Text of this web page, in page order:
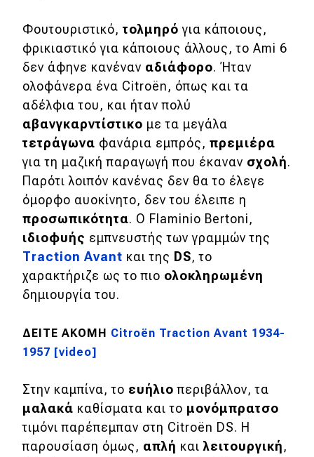
Τεχνολογία
Mobility
Σταθμοί φόρτισης
Classic
Νέα
Παρουσιάσεις
DRIVE Away
MOTO
Μεταχειρισμένο
Οδηγός αγοράς
Συμβουλές
Χρηστικά
Φουτουριστικό, τολμηρό για κάποιους,
φρικιαστικό για κάποιους άλλους, το Ami 6
δεν άφηνε κανέναν αδιάφορο. Ήταν
ολοφάνερα ένα Citroën, όπως και τα
αδέλφια του, και ήταν πολύ
αβανγκαρντίστικο με τα μεγάλα
τετράγωνα φανάρια εμπρός, πρεμιέρα
για τη μαζική παραγωγή που έκαναν σχολή.
Παρότι λοιπόν κανένας δεν θα το έλεγε
όμορφο αυοκίνητο, δεν του έλειπε η
προσωπικότητα. Ο Flaminio Bertoni,
ιδιοφυής εμπνευστής των γραμμών της
Τraction Avant και της DS, το
χαρακτήριζε ως το πιο ολοκληρωμένη
δημιουργία του.
ΔΕΙΤΕ ΑΚΟΜΗ Citroën Traction Avant 1934-
1957 [video]
Στην καμπίνα, το ευήλιο περιβάλλον, τα
μαλακά καθίσματα και το μονόμπρατσο
τιμόνι παρέπεμπαν στη Citroën DS. Η
παρουσίαση όμως, απλή και λειτουργική,